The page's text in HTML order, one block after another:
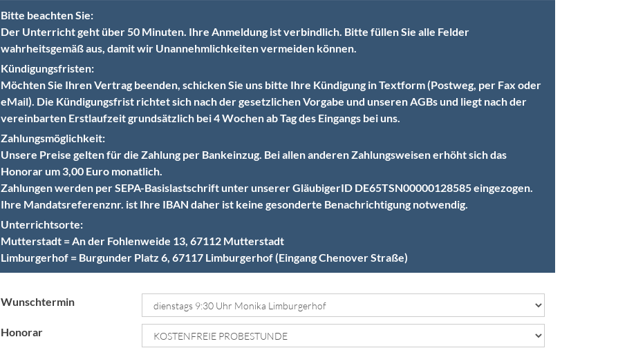
Bitte beachten Sie:
Der Unterricht geht über 50 Minuten. Ihre Anmeldung ist verbindlich. Bitte füllen Sie alle Felder
wahrheitsgemäß aus, damit wir Unannehmlichkeiten vermeiden können.
Kündigungsfristen:
Möchten Sie Ihren Vertrag beenden, schicken Sie uns bitte Ihre Kündigung in Textform (Postweg, per Fax oder
eMail). Die Kündigungsfrist richtet sich nach der gesetzlichen Vorgabe und unseren AGBs und liegt nach der
vereinbarten Erstlaufzeit grundsätzlich bei 4 Wochen ab Tag des Eingangs bei uns.
Zahlungsmöglichkeit:
Unsere Preise gelten für die Zahlung per Bankeinzug. Bei allen anderen Zahlungsweisen erhöht sich das
Honorar um 3,00 Euro monatlich.
Zahlungen werden per SEPA-Basislastschrift unter unserer GläubigerID DE65TSN00000128585 eingezogen.
Ihre Mandatsreferenznr. ist Ihre IBAN daher ist keine gesonderte Benachrichtigung notwendig.
Unterrichtsorte:
Mutterstadt = An der Fohlenweide 13, 67112 Mutterstadt
Limburgerhof = Burgunder Platz 6, 67117 Limburgerhof (Eingang Chenover Straße)
Wunschtermin
Honorar